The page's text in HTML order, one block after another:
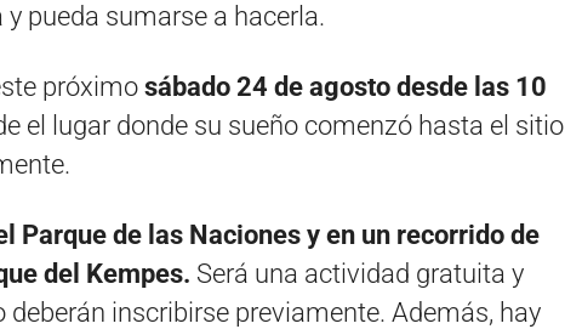
pueda sumarse a hacerla.
próximo sábado 24 de agosto desde las 10
el lugar donde su sueño comenzó hasta el sitio
Parque de las Naciones y en un recorrido de
del Kempes. Será una actividad gratuita y
inscribirse previamente. Además, hay